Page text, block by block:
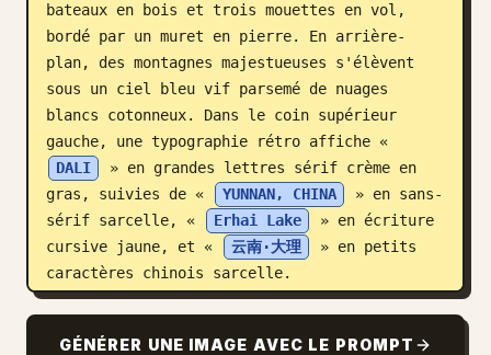
bateaux en bois et trois mouettes en vol,
bordé par un muret en pierre. En arrière-
plan, des montagnes majestueuses s'élèvent
sous un ciel bleu vif parsemé de nuages
blancs cotonneux. Dans le coin supérieur
gauche, une typographie rétro affiche «
DALI
» en grandes lettres sérif crème en
gras, suivies de «
YUNNAN, CHINA
» en sans-
sérif sarcelle, «
Erhai Lake
» en écriture
cursive jaune, et «
云南·大理
» en petits
caractères chinois sarcelle.
GÉNÉRER UNE IMAGE AVEC LE PROMPT